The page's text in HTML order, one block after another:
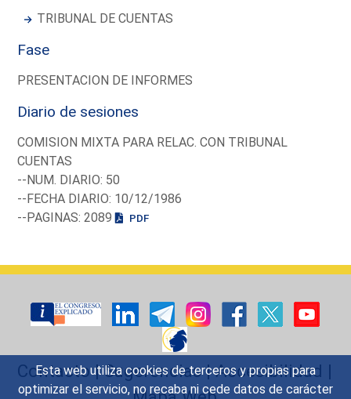
Esta web utiliza cookies de terceros y propias para
optimizar el servicio, no recaba ni cede datos de carácter
TRIBUNAL DE CUENTAS
Fase
PRESENTACION DE INFORMES
Diario de sesiones
COMISION MIXTA PARA RELAC. CON TRIBUNAL
CUENTAS
--NUM. DIARIO: 50
--FECHA DIARIO: 10/12/1986
--PAGINAS: 2089
PDF
Contacto|Sugerencias|Accesibilidad |